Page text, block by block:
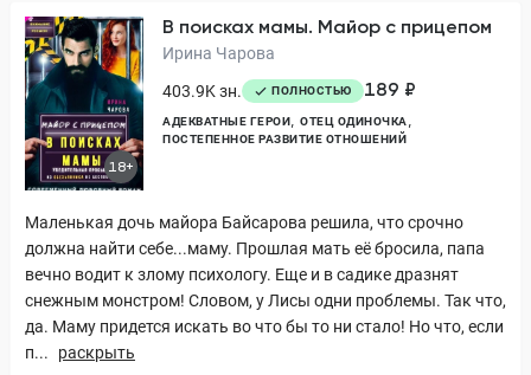
18+
В поисках мамы. Майор с прицепом
Ирина Чарова
403.9K зн.
ПОЛНОСТЬЮ 189 ₽
АДЕКВАТНЫЕ ГЕРОИ
ОТЕЦ ОДИНОЧКА
ПОСТЕПЕННОЕ РАЗВИТИЕ ОТНОШЕНИЙ
Маленькая дочь майора Байсарова решила, что срочно
должна найти себе...маму. Прошлая мать её бросила, папа
вечно водит к злому психологу. Еще и в садике дразнят
снежным монстром! Словом, у Лисы одни проблемы. Так что,
да. Маму придется искать во что бы то ни стало! Но что, если
п...
раскрыть